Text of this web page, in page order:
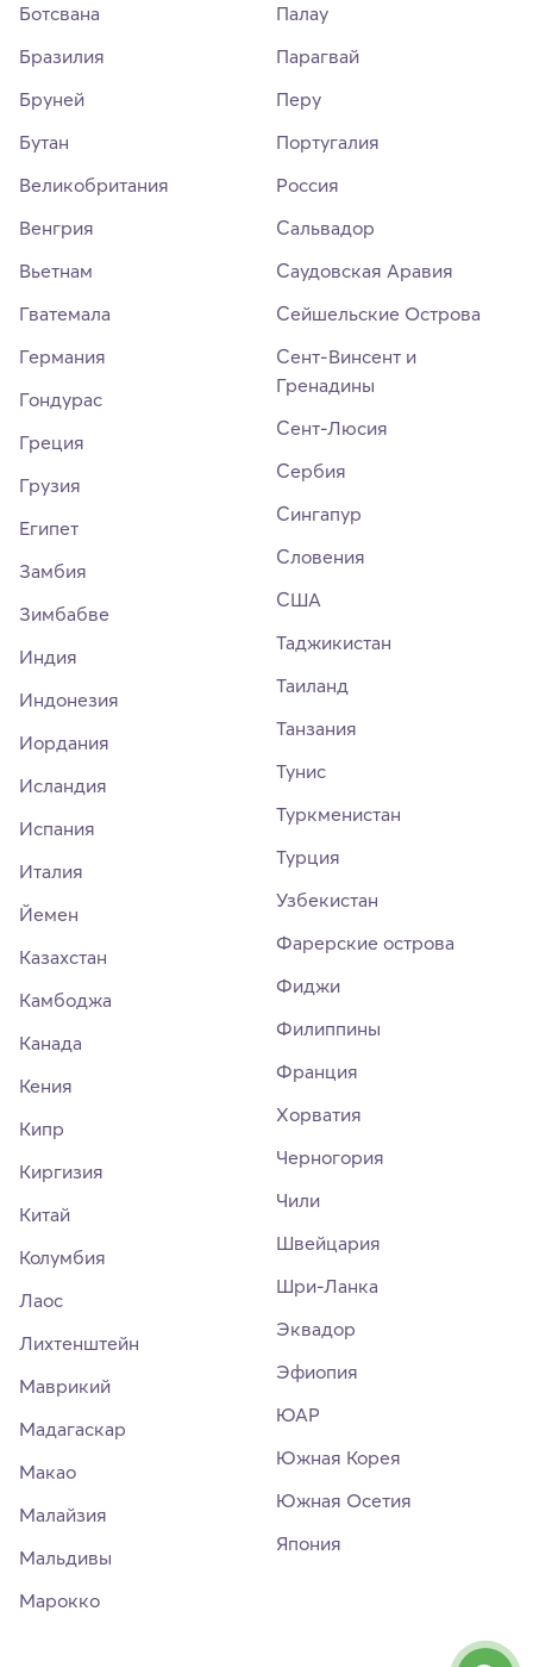
Ботсвана
Бразилия
Бруней
Бутан
Великобритания
Венгрия
Вьетнам
Гватемала
Германия
Гондурас
Греция
Грузия
Египет
Замбия
Зимбабве
Индия
Индонезия
Иордания
Исландия
Испания
Италия
Йемен
Казахстан
Камбоджа
Канада
Кения
Кипр
Киргизия
Китай
Колумбия
Лаос
Лихтенштейн
Маврикий
Мадагаскар
Макао
Малайзия
Мальдивы
Марокко
Палау
Парагвай
Перу
Португалия
Россия
Сальвадор
Саудовская Аравия
Сейшельские Острова
Сент-Винсент и
Гренадины
Сент-Люсия
Сербия
Сингапур
Словения
США
Таджикистан
Таиланд
Танзания
Тунис
Туркменистан
Турция
Узбекистан
Фарерские острова
Фиджи
Филиппины
Франция
Хорватия
Черногория
Чили
Швейцария
Шри-Ланка
Эквадор
Эфиопия
ЮАР
Южная Корея
Южная Осетия
Япония